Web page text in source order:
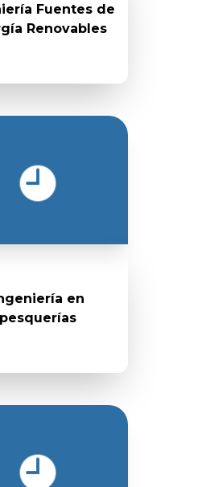
Fuentes de
Renovables
en
pesquerías